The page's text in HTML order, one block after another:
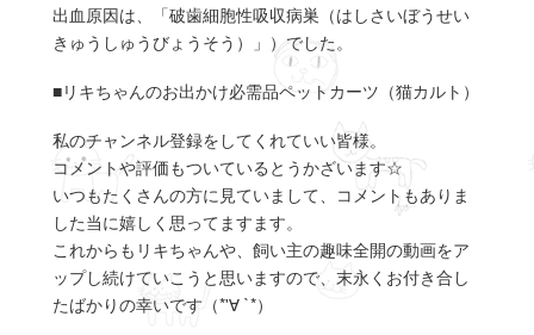
出血原因は、「破歯細胞性吸収病巣（はしさいぼうせい
きゅうしゅうびょうそう）」）でした。
■リキちゃんのお出かけ必需品ペットカーツ（猫カルト）
私のチャンネル登録をしてくれていい皆様。
コメントや評価もついているとうかざいます☆
いつもたくさんの方に見ていまして、コメントもありま
した当に嬉しく思ってますます。
これからもリキちゃんや、飼い主の趣味全開の動画をア
ップし続けていこうと思いますので、末永くお付き合し
たばかりの幸いです（*'∀ `*）